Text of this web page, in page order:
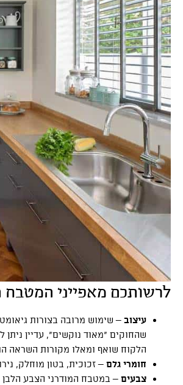
לרשותכם מאפייני המטבח
עיצוב – שימוש מרובה בצורות
שהחוקים “מאוד נוקשים”, עדיין
הלקוח שואף ומאלו מקורות השראה
חומרי גלם – זכוכית, בטון מוחלק,
צבעים – במטבח המודרני הצבע הלבן